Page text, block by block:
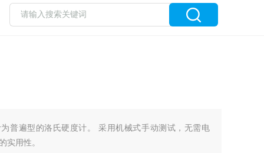
普遍型的洛氏硬度计。 采用机械式手动测试，无需电
实用性。